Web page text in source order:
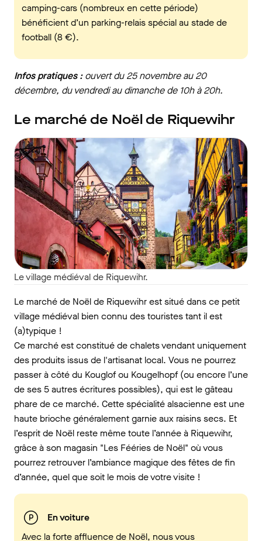
camping-cars (nombreux en cette période)
bénéficient d’un parking-relais spécial au stade de
football (8 €).
Infos pratiques :ouvert du 25 novembre au 20
décembre, du vendredi au dimanche de 10h à 20h.
Le marché de Noël de Riquewihr
Le village médiéval de Riquewihr.
Le marché de Noël de Riquewihr est situé dans ce petit
village médiéval bien connu des touristes tant il est
(a)typique !
Ce marché est constitué de chalets vendant uniquement
des produits issus de l'artisanat local. Vous ne pourrez
passer à côté du Kouglof ou Kougelhopf (ou encore l’une
de ses 5 autres écritures possibles), qui est le gâteau
phare de ce marché. Cette spécialité alsacienne est une
haute brioche généralement garnie aux raisins secs. Et
l’esprit de Noël reste même toute l’année à Riquewihr,
grâce à son magasin "Les Fééries de Noël" où vous
pourrez retrouver l’ambiance magique des fêtes de fin
d’année, quel que soit le mois de votre visite !
En voiture
Avec la forte affluence de Noël, nous vous